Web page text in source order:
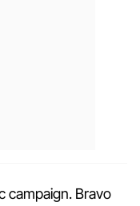
campaign. Bravo